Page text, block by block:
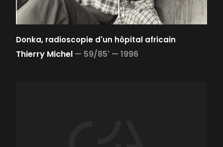
Donka, radioscopie d'un hôpital africain
Thierry Michel — 59/85' — 1996